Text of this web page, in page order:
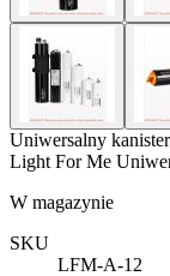
Uniwersalny
Light For Me
W magazynie
SKU
LFM-A-12